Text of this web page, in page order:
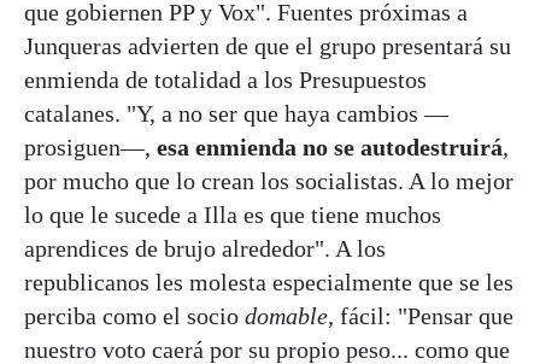
que gobiernen PP y Vox". Fuentes próximas a
Junqueras advierten de que el grupo presentará su
enmienda de totalidad a los Presupuestos
catalanes. "Y, a no ser que haya cambios —
prosiguen—, esa enmienda no se autodestruirá,
por mucho que lo crean los socialistas. A lo mejor
lo que le sucede a Illa es que tiene muchos
aprendices de brujo alrededor". A los
republicanos les molesta especialmente que se les
perciba como el socio domable, fácil: "Pensar que
nuestro voto caerá por su propio peso... como que